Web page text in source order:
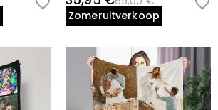
Zomeruitverkoop